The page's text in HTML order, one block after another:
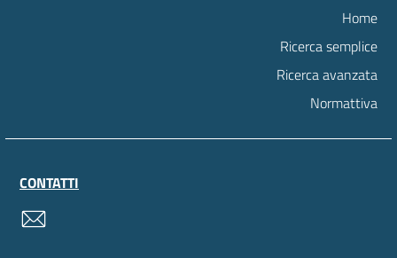
Home
Ricerca semplice
Ricerca avanzata
Normattiva
CONTATTI